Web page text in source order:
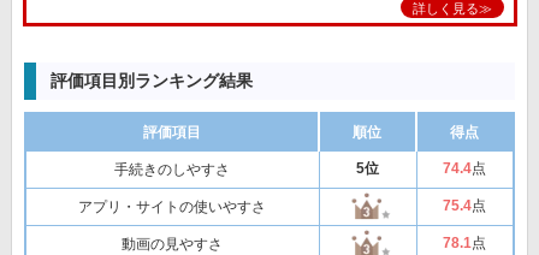
詳しく見る≫
評価項目別ランキング結果
評価項目 順位 得点
手続きのしやすさ 5位 74.4点
アプリ・サイトの使いやすさ 75.4点
動画の見やすさ 78.1点